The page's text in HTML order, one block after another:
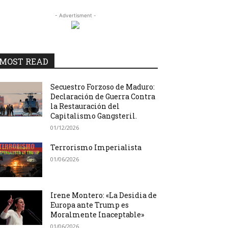
- Advertisment -
READ
Secuestro Forzoso de Maduro:
Declaración de Guerra Contra
la Restauración del
Capitalismo Gangsteril.
01/12/2026
Terrorismo Imperialista
01/06/2026
Irene Montero: «La Desidia de
Europa ante Trump es
Moralmente Inaceptable»
01/06/2026